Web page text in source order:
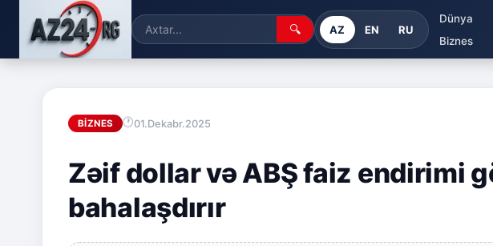
🔍 AZ EN RU
Dünya
Biznes
BIZNES 01.Dekabr.2025
Zəif dollar və ABŞ faiz endirimi
bahalaşdırır